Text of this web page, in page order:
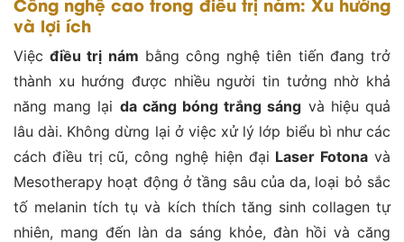
và lợi ích
Việcđiều trị nám bằng công nghệ tiên tiến đang trở
thành xu hướng được nhiều người tin tưởng nhờ khả
năng mang lại da căng bóng trắng sáng và hiệu quả
lâu dài. Không dừng lại ở việc xử lý lớp biểu bì như các
cách điều trị cũ, công nghệ hiện đại Laser Fotona và
Mesotherapy hoạt động ở tầng sâu của da, loại bỏ sắc
tố melanin tích tụ và kích thích tăng sinh collagen tự
nhiên, mang đến làn da sáng khỏe, đàn hồi và căng